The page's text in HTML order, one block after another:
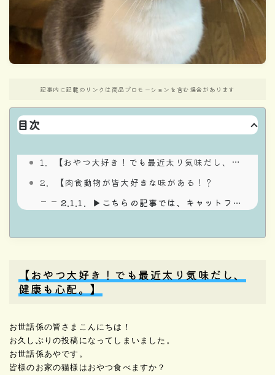
記事内に記載のリンクは商品プロモーションを含む場合があります
目次
【おやつ大好き！でも最近太り気味だし、健康も心配。】
【肉食動物が皆大好きな味がある！？
▶︎こちらの記事では、キャットフードの選び方ついて、詳しくお話ししてるよ。（要チェック！！）
【おやつ大好き！でも最近太り気味だし、
健康も心配。】
お世話係の皆さまこんにちは！
お久しぶりの投稿になってしまいました。
お世話係あやです。
皆様のお家の猫様はおやつ食べますか？